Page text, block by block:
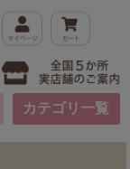
カテゴリ一覧